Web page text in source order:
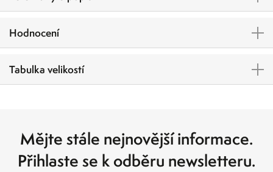
Hodnocení
Tabulka velikostí
Mějte stále nejnovější informace.
Přihlaste se k odběru newsletteru.